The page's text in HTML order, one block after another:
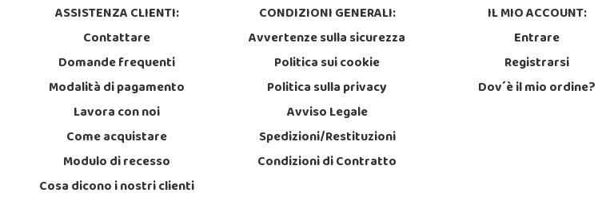
ASSISTENZA CLIENTI:
Contattare
Domande frequenti
Modalità di pagamento
Lavora con noi
Come acquistare
Modulo di recesso
Cosa dicono i nostri clienti
CONDIZIONI GENERALI:
Avvertenze sulla sicurezza
Politica sui cookie
Politica sulla privacy
Avviso Legale
Spedizioni/Restituzioni
Condizioni di Contratto
IL MIO ACCOUNT:
Entrare
Registrarsi
Dov´è il mio ordine?